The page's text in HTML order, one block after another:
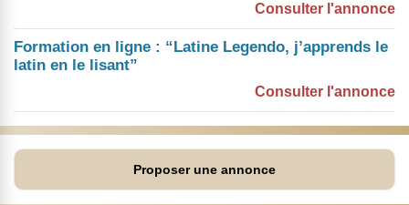
Consulter l'annonce
Formation en ligne : “Latine Legendo, j’apprends le
latin en le lisant”
Consulter l'annonce
Proposer une annonce